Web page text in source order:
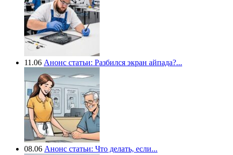
11.06 Анонс статьи: Разбился экран айпада?...
08.06 Анонс статьи: Что делать, если...